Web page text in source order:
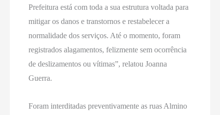
Prefeitura está com toda a sua estrutura voltada para
mitigar os danos e transtornos e restabelecer a
normalidade dos serviços. Até o momento, foram
registrados alagamentos, felizmente sem ocorrência
de deslizamentos ou vítimas”, relatou Joanna
Guerra.
Foram interditadas preventivamente as ruas Almino